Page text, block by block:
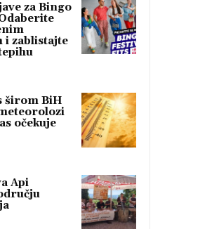
za Bingo
i zablistajte
širom BiH
očekuje
Api